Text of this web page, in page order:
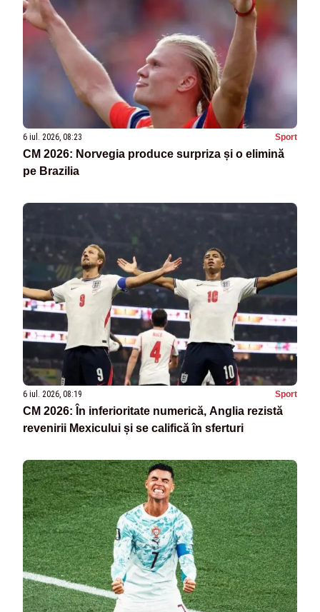
6 iul. 2026, 08:23 Sport
CM 2026: Norvegia produce surpriza și o elimină
pe Brazilia
6 iul. 2026, 08:19 Sport
CM 2026: În inferioritate numerică, Anglia rezistă
revenirii Mexicului și se califică în sferturi